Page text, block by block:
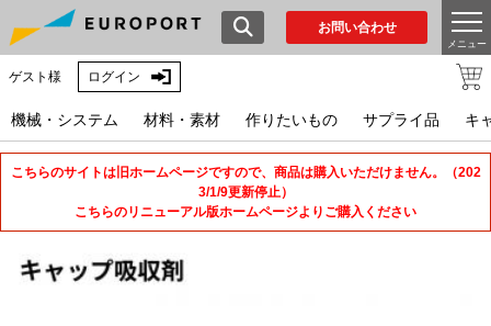
お問い合わせ
メニュー
ゲスト様 ログイン
機械・システム 材料・素材 作りたいもの サプライ品 キ
こちらのサイトは旧ホームページですので、商品は購入いただけません。（202
3/1/9更新停止）
こちらのリニューアル版ホームページよりご購入ください